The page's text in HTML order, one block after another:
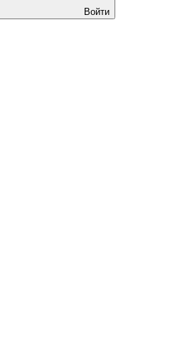
Войти